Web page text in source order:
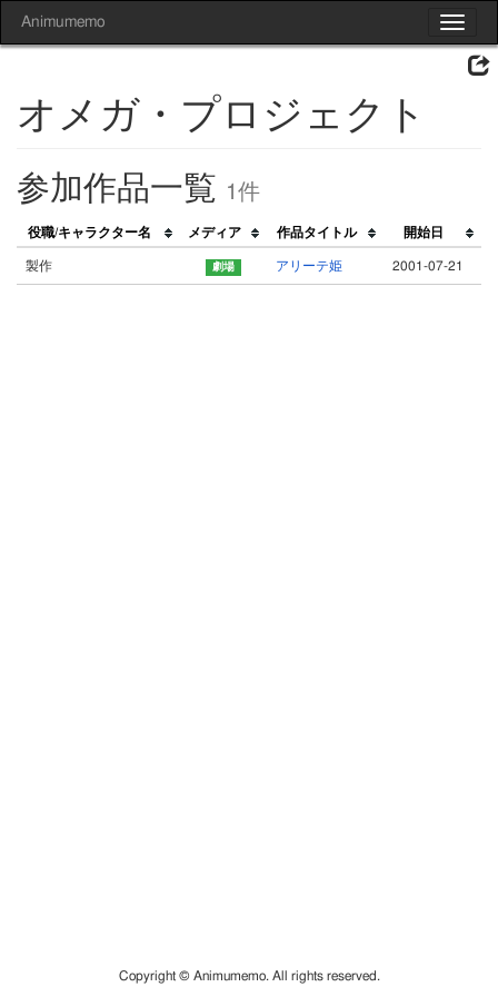
Toggle
Animumemo
オメガ・プロジェクト
参加作品一覧 1件
役職/キャラクター名 メディア 作品タイトル 開始日
製作 アリーテ姫 2001-07-21
Copyright © Animumemo. All rights reserved.